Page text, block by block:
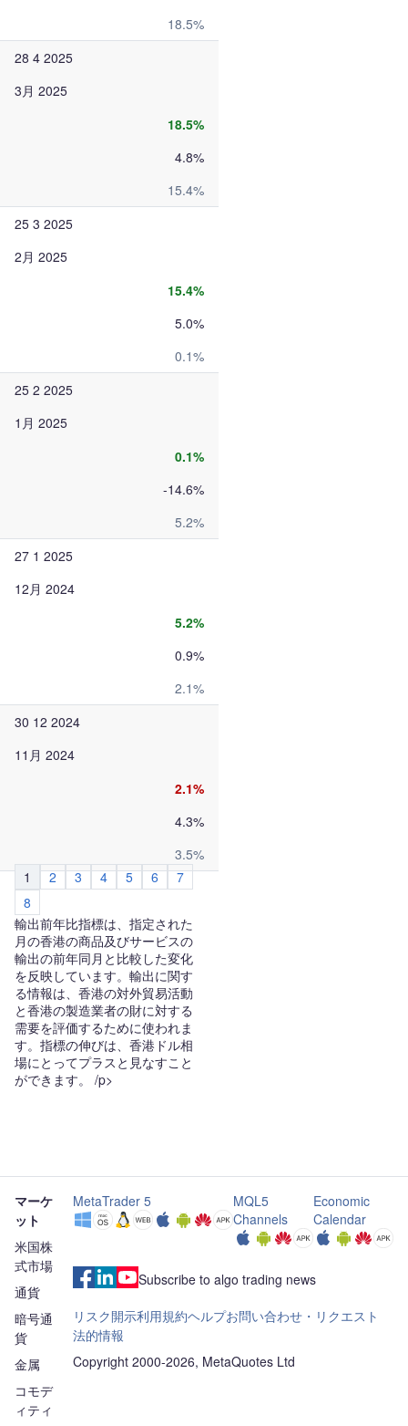
18.5%
28 4 2025
3月 2025
18.5%
4.8%
15.4%
25 3 2025
2月 2025
15.4%
5.0%
0.1%
25 2 2025
1月 2025
0.1%
-14.6%
5.2%
27 1 2025
12月 2024
5.2%
0.9%
2.1%
30 12 2024
11月 2024
2.1%
4.3%
3.5%
1
2 3 4 5 6
7
8
輸出前年比指標は、指定された
月の香港の商品及びサービスの
輸出の前年同月と比較した変化
を反映しています。輸出に関す
る情報は、香港の対外貿易活動
と香港の製造業者の財に対する
需要を評価するために使われま
す。指標の伸びは、香港ドル相
場にとってプラスと見なすこと
ができます。 /p>
マーケ
ット
米国株
式市場
通貨
暗号通
貨
金属
コモデ
ィティ
MetaTrader 5
MQL5
Channels
Economic
Calendar
Subscribe to algo trading news
リスク開示利用規約ヘルプお問い合わせ・リクエスト
法的情報
Copyright 2000-2026, MetaQuotes Ltd